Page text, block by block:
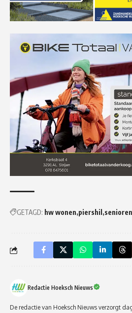
GETAGD: hw wonen piershil
Redactie Hoeksch Nieuws
De redactie van Hoeksch Nieuws verzorgt